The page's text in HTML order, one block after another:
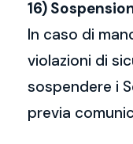
16)
In caso di
violazioni di
sospendere i
previa